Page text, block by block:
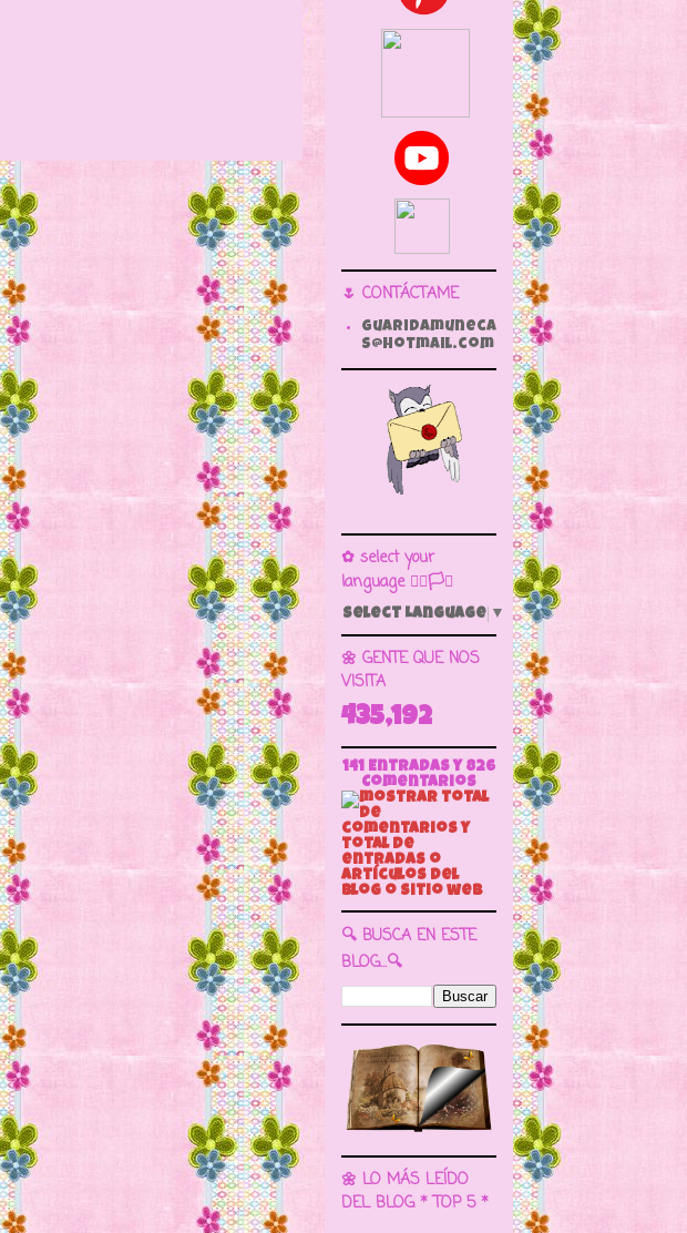
🌷 CONTÁCTAME
guaridamuneca
s@hotmail.com
✿ select your
language 🏳️‍🌈🏳️🏁
Select Language ▼
🌼 GENTE QUE NOS
VISITA
435,192
141 Entradas y 826
Comentarios
🔍 BUSCA EN ESTE
BLOG...🔍
🌼 LO MÁS LEÍDO
DEL BLOG * TOP 5 *